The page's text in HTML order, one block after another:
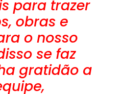
para trazer
obras e
o nosso
se faz
gratidão a